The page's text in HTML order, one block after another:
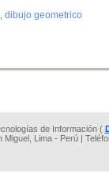
, dibujo geometrico
de Información (
Miguel, Lima - Perú |